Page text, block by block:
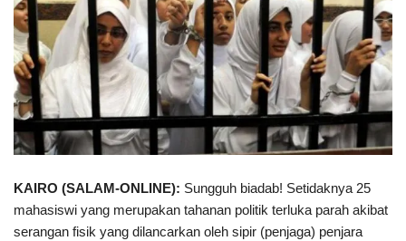
KAIRO (SALAM-ONLINE): Sungguh biadab! Setidaknya 25
mahasiswi yang merupakan tahanan politik terluka parah akibat
serangan fisik yang dilancarkan oleh sipir (penjaga) penjara